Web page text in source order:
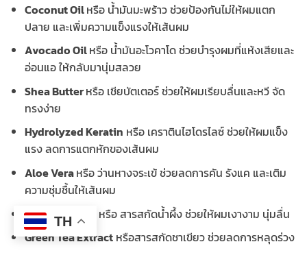
Coconut Oilหรือ น้ำมันมะพร้าว ช่วยป้องกันไม่ให้ผมแตก
ปลาย และเพิ่มความแข็งแรงให้เส้นผม
Avocado Oilหรือ น้ำมันอะโวคาโด ช่วยบำรุงผมที่แห้งเสียและ
อ่อนแอ ให้กลับมานุ่มสลวย
Shea Butterหรือ เชียบัตเตอร์ ช่วยให้ผมเรียบลื่นและหวี จัด
ทรงง่าย
Hydrolyzed Keratin หรือ เคราตินไฮโดรไลซ์ ช่วยให้ผมแข็ง
แรง ลดการแตกหักของเส้นผม
Aloe Veraหรือ ว่านหางจระเข้ช่วยลดการคัน รังแค และเติม
ความชุ่มชื้นให้เส้นผม
Honey Extract หรือ สารสกัดน้ำผึ้ง ช่วยให้ผมเงางาม นุ่มลื่น
Green Tea Extractหรือสารสกัดชาเขียว ช่วยลดการหลุดร่วง
TH